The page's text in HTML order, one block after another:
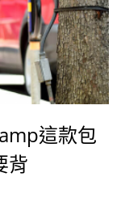
這款包
背